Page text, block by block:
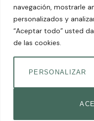
navegación, mostrarle
personalizados y
“Aceptar todo” usted
de las cookies.
PERSONALIZAR